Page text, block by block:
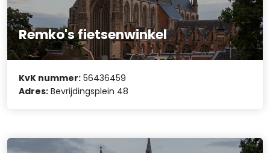
Remko's fietsenwinkel
KvK nummer: 56436459
Adres: Bevrijdingsplein 48